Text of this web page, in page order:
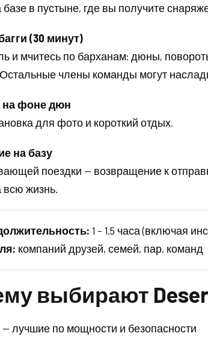
базе в пустыне, где вы получите
(30 минут)
и мчитесь по барханам: дюны,
члены команды могут
на фоне дюн
для фото и короткий отдых.
на базу
поездки — возвращение к
всю жизнь.
1 – 1.5 часа (включая
компаний друзей, семей, пар, команд
выбирают
— лучшие по мощности и безопасности